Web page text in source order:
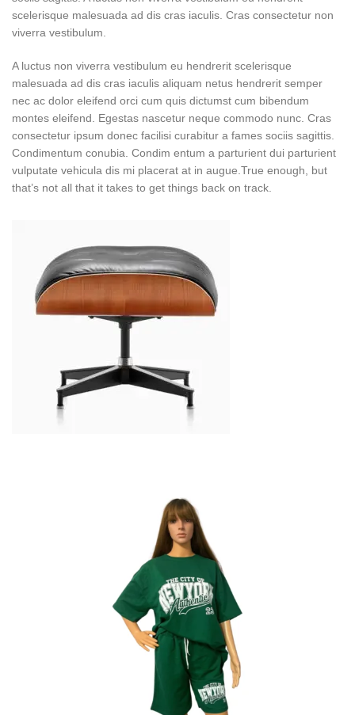
scelerisque malesuada ad dis cras iaculis. Cras consectetur non
viverra vestibulum.
A luctus non viverra vestibulum eu hendrerit scelerisque
malesuada ad dis cras iaculis aliquam netus hendrerit semper
nec ac dolor eleifend orci cum quis dictumst cum bibendum
montes eleifend. Egestas nascetur neque commodo nunc. Cras
consectetur ipsum donec facilisi curabitur a fames sociis sagittis.
Condimentum conubia. Condim entum a parturient dui parturient
vulputate vehicula dis mi placerat at in augue.True enough, but
that’s not all that it takes to get things back on track.